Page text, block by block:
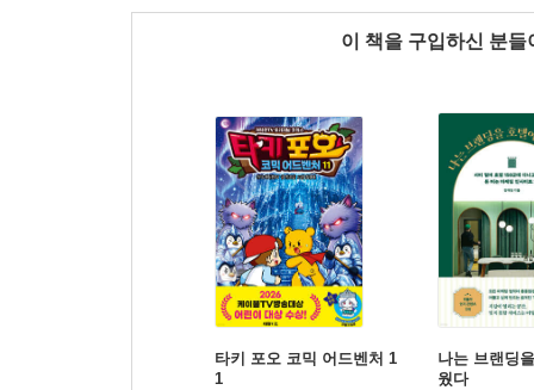
이 책을 구입하신 분
타키 포오 코믹 어드벤처 1
1
나는 브랜딩
웠다